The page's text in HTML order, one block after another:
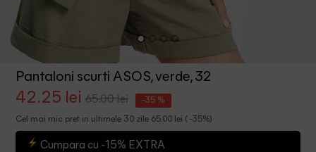
Pantaloni scurti ASOS, verde, 32
42.25 lei 65.00 lei -35 %
Cel mai mic pret in ultimele 30 zile 65.00 lei ( -35%)
Cumpara cu -15% EXTRA